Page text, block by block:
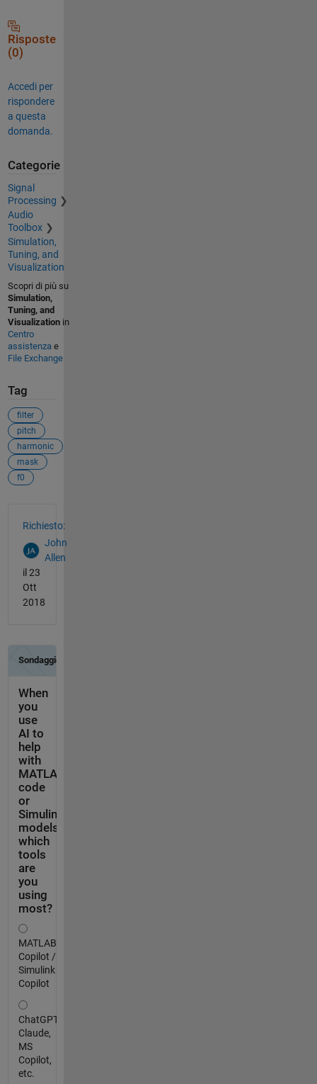
Risposte
(0)
Accedi per
rispondere
a questa
domanda.
Categorie
Signal
Processing
Audio
Toolbox
Simulation,
Tuning, and
Visualization
Scopri di più su
Simulation,
Tuning, and
Visualizationin
Centro
assistenzae
File Exchange
Tag
filter
pitch
harmonic
mask
f0
Richiesto:
John
Allen
il 23
Ott
2018